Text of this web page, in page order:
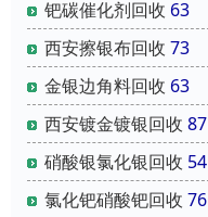
钯碳催化剂回收 63
西安擦银布回收 73
金银边角料回收 63
西安镀金镀银回收 87
硝酸银氯化银回收 54
氯化钯硝酸钯回收 76